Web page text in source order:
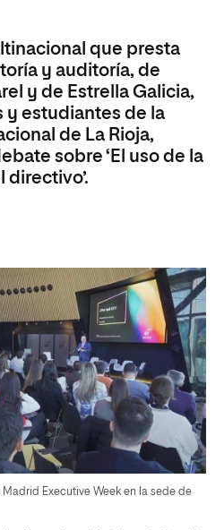
que presta
y auditoría, de
y de Estrella Galicia,
y estudiantes de la
de La Rioja,
sobre ‘El uso de la
directivo’.
Executive Week en la sede de